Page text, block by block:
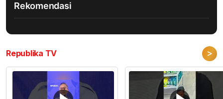
Rekomendasi
Republika TV >